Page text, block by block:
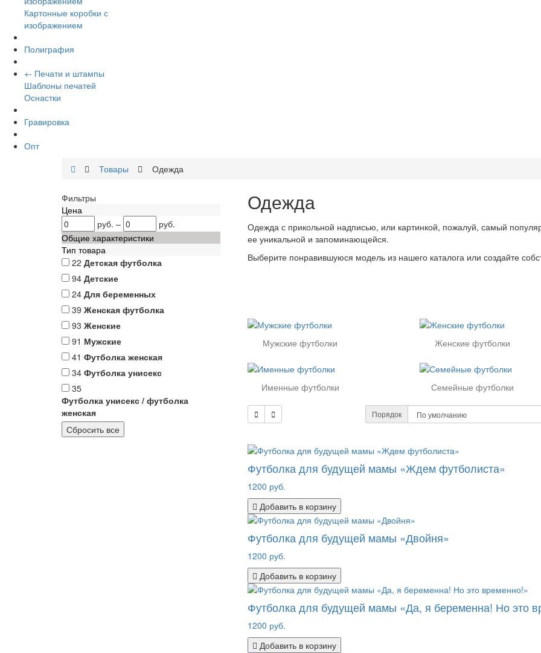
Картонные коробки с
изображением
Полиграфия
+- Печати и штампы
Шаблоны печатей
Оснастки
Гравировка
Опт
Товары
Одежда
Фильтры
Цена
руб. –
руб.
Общие характеристики
Тип товара
22 Детская футболка
94 Детские
24 Для беременных
39 Женская футболка
93 Женские
91 Мужские
41 Футболка женская
34 Футболка унисекс
35
Футболка унисекс / футболка
женская
Одежда
Одежда с прикольной надписью, или картинкой, пожалуй, самый
ее уникальной и запоминающейся.
Выберите понравившуюся модель из нашего каталога или создайте
Мужские футболки Женские футболки
Именные футболки Семейные футболки
Порядок
Футболка для будущей мамы «Ждем футболиста»
1200 руб.
Добавить в корзину
Футболка для будущей мамы «Двойня»
1200 руб.
Добавить в корзину
Футболка для будущей мамы «Да, я беременна! Но это
1200 руб.
Добавить в корзину